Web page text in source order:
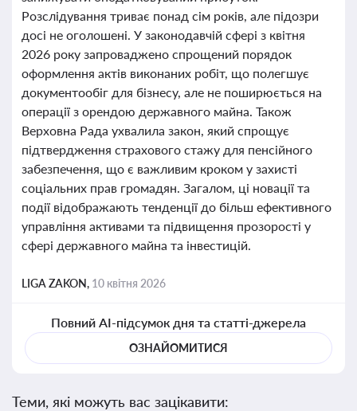
Розслідування триває понад сім років, але підозри
досі не оголошені. У законодавчій сфері з квітня
2026 року запроваджено спрощений порядок
оформлення актів виконаних робіт, що полегшує
документообіг для бізнесу, але не поширюється на
операції з орендою державного майна. Також
Верховна Рада ухвалила закон, який спрощує
підтвердження страхового стажу для пенсійного
забезпечення, що є важливим кроком у захисті
соціальних прав громадян. Загалом, ці новації та
події відображають тенденції до більш ефективного
управління активами та підвищення прозорості у
сфері державного майна та інвестицій.
LIGA ZAKON, 10 квітня 2026
Повний AI-підсумок дня та статті-джерела
ОЗНАЙОМИТИСЯ
Теми, які можуть вас зацікавити: